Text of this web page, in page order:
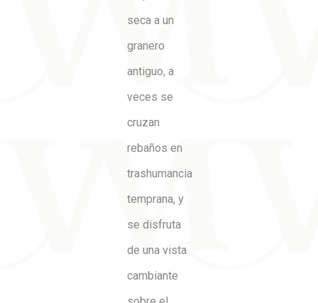
seca a un
granero
antiguo, a
veces se
cruzan
rebaños en
trashumancia
temprana, y
se disfruta
de una vista
cambiante